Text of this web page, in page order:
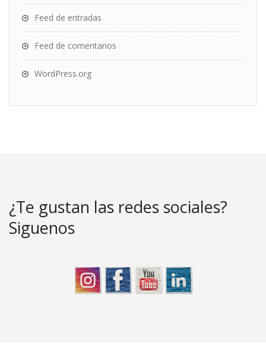
Feed de entradas
Feed de comentarios
WordPress.org
¿Te gustan las redes sociales?
Siguenos